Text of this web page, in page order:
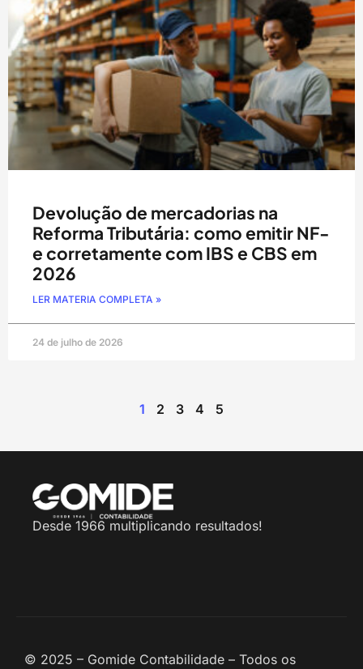
Devolução de mercadorias na
Reforma Tributária: como emitir NF-
e corretamente com IBS e CBS em
2026
LER MATERIA COMPLETA »
24 de julho de 2026
1 2 3 4 5
Desde 1966 multiplicando resultados!
© 2025 – Gomide Contabilidade – Todos os